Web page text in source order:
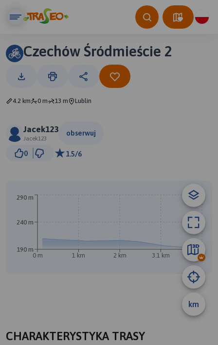
Czechów Śródmieście 2
4.2 km 0 m 13 m Lublin
Jacek123
Jacek123
obserwuj
0 1.5/6
km
0 m 1 km 2 km 3.1 km 4.1 km
190 m
240 m
290 m
CHARAKTERYSTYKA TRASY